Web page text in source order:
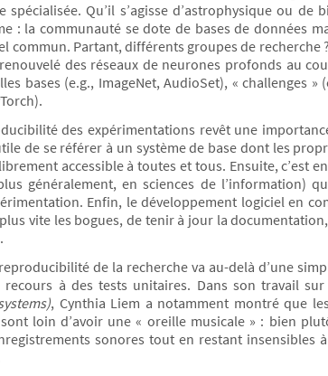
Qu’il s’agisse d’astrophysique ou de
: la communauté se dote de bases de données
commun. Partant, différents groupes de recherche
des réseaux de neurones profonds au
bases (e.g., ImageNet, AudioSet), « challenges »
des expérimentations revêt une
de se référer à un système de base dont les
accessible à toutes et tous. Ensuite, c’est
généralement, en sciences de l’information)
Enfin, le développement logiciel en
vite les bogues, de tenir à jour la
de la recherche va au-delà d’une
à des tests unitaires. Dans son travail sur
, Cynthia Liem a notamment montré que
loin d’avoir une « oreille musicale » : bien
sonores tout en restant